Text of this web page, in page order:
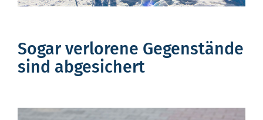
Sogar verlorene Gegenstände
sind abgesichert